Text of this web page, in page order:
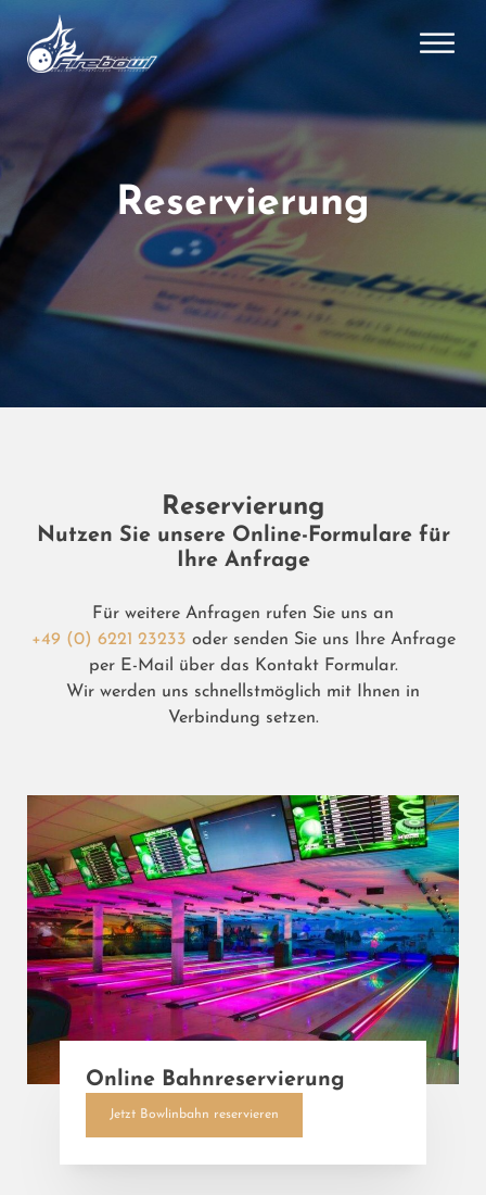
Reservierung
Reservierung
Nutzen Sie unsere Online-Formulare für
Ihre Anfrage
Für weitere Anfragen rufen Sie uns an
+49 (0) 6221 23233 oder senden Sie uns Ihre Anfrage
per E-Mail über das Kontakt Formular.
Wir werden uns schnellstmöglich mit Ihnen in
Verbindung setzen.
Online Bahnreservierung
Jetzt Bowlinbahn reservieren